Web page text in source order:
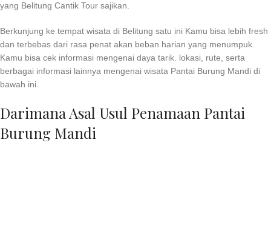
yang Belitung Cantik Tour sajikan.
Berkunjung ke tempat wisata di Belitung satu ini Kamu bisa lebih fresh
dan terbebas dari rasa penat akan beban harian yang menumpuk.
Kamu bisa cek informasi mengenai daya tarik. lokasi, rute, serta
berbagai informasi lainnya mengenai wisata Pantai Burung Mandi di
bawah ini.
Darimana Asal Usul Penamaan Pantai
Burung Mandi